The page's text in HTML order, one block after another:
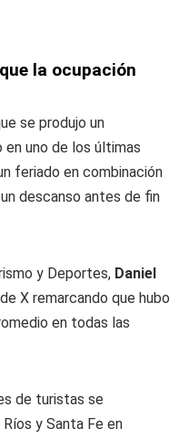
la ocupación
se produjo un
uno de los últimas
feriado en combinación
descanso antes de fin
y Deportes, Daniel
X remarcando que hubo
en todas las
de turistas se
y Santa Fe en